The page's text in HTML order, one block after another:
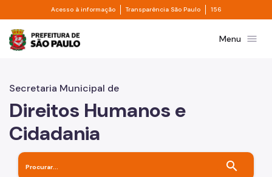
Pular para o Conteúdo principal
Acesso à informação Divisor de acesso à informação
Transparência São Paulo Divisor de
156
Prefeitura de São PauloMenu menu
Secretaria Municipal de
Direitos Humanos e
Cidadania
search